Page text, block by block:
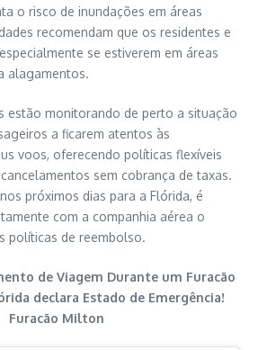
o risco de inundações em áreas
recomendam que os residentes e
se estiverem em áreas
alagamentos.
estão monitorando de perto a situação
a ficarem atentos às
voos, oferecendo políticas flexíveis
sem cobrança de taxas.
próximos dias para a Flórida, é
com a companhia aérea o
políticas de reembolso.
de Viagem Durante um Furacão
declara Estado de Emergência!
Furacão Milton